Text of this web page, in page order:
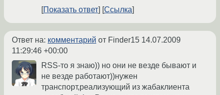
Показать ответ Ссылка
Ответ на: комментарий от Finder15 14.07.2009
11:29:46 +00:00
RSS-то я знаю)) но они не везде бывают и
не везде работают))нужен
транспорт,реализующий из жабаклиента